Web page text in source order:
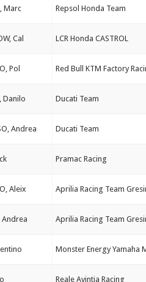
Marc Repsol Honda Team
Cal LCR Honda CASTROL
Pol Red Bull KTM Factory
Danilo Ducati Team
Andrea Ducati Team
Pramac Racing
Aleix Aprilia Racing Team
Andrea Aprilia Racing Team
Monster Energy Yamaha
Reale Avintia Racing